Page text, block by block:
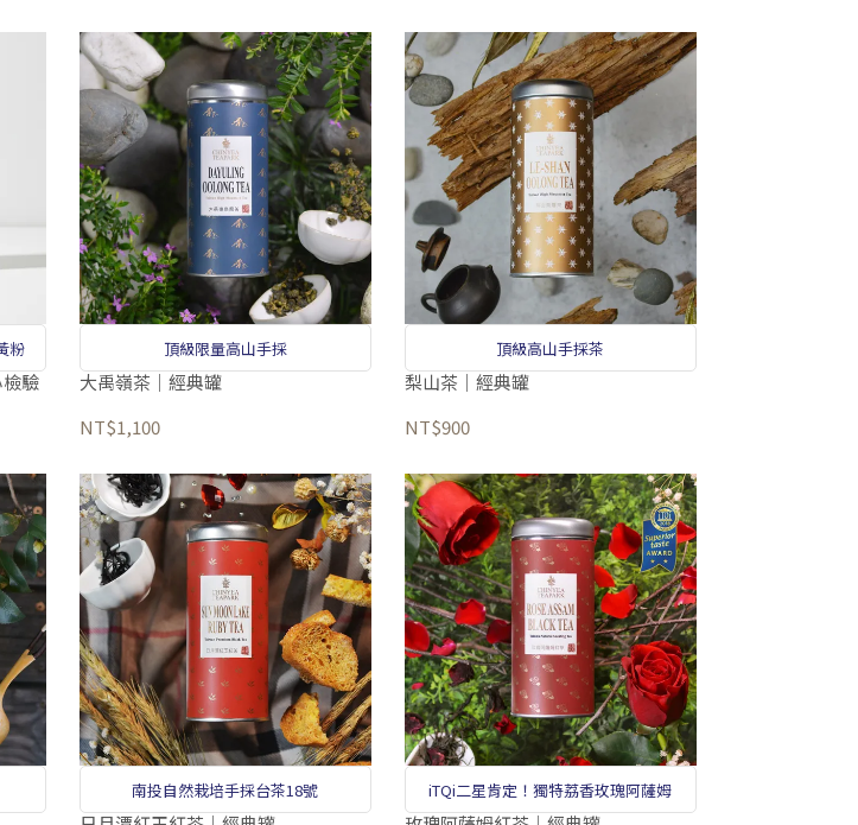
粉
驗
頂級限量高山手採
大禹嶺茶｜經典罐
NT$1,100
頂級高山手採茶
梨山茶｜經典罐
NT$900
南投自然栽培手採台茶18號 iTQi二星肯定！獨特荔香玫瑰阿薩姆